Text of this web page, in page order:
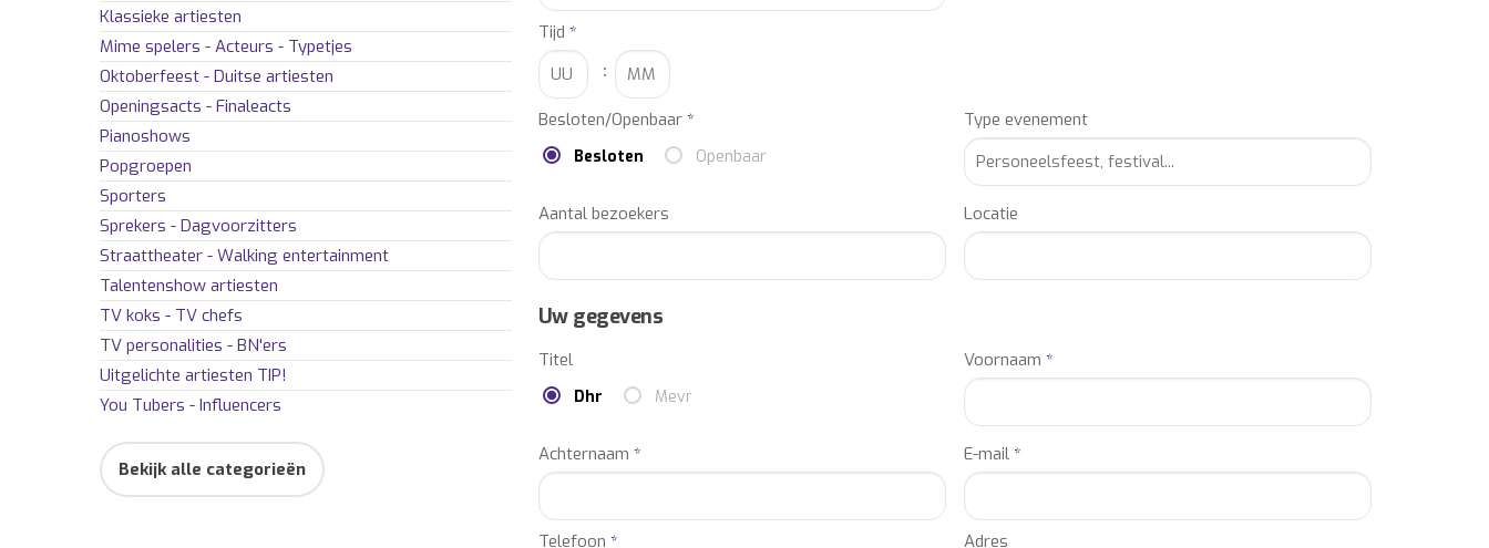
Klassieke artiesten
Mime spelers - Acteurs - Typetjes
Oktoberfeest - Duitse artiesten
Openingsacts - Finaleacts
Pianoshows
Popgroepen
Sporters
Sprekers - Dagvoorzitters
Straattheater - Walking entertainment
Talentenshow artiesten
TV koks - TV chefs
TV personalities - BN'ers
Uitgelichte artiesten TIP!
You Tubers - Influencers
Bekijk alle categorieën
Tijd *
:
Besloten/Openbaar *
Besloten Openbaar
Type evenement
Aantal bezoekers Locatie
Uw gegevens
Titel
Dhr Mevr
Voornaam *
Achternaam * E-mail *
Telefoon * Adres